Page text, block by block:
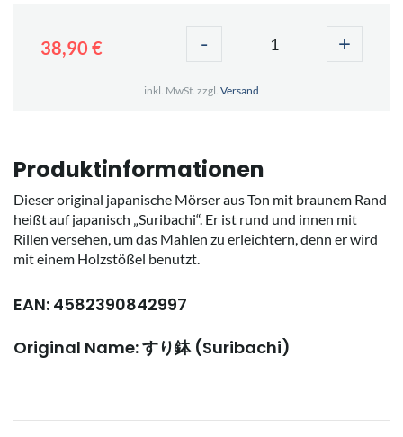
38,90 € - +
inkl. MwSt. zzgl. Versand
Produktinformationen
Dieser original japanische Mörser aus Ton mit braunem Rand
heißt auf japanisch „Suribachi“. Er ist rund und innen mit
Rillen versehen, um das Mahlen zu erleichtern, denn er wird
mit einem Holzstößel benutzt.
EAN: 4582390842997
Original Name: すり鉢 (Suribachi)